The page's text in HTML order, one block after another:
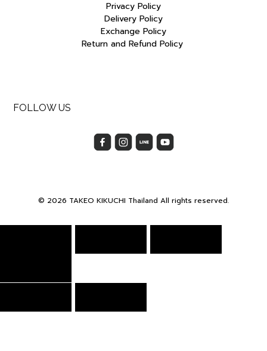
Privacy Policy
Delivery Policy
Exchange Policy
Return and Refund Policy
FOLLOW US
© 2026 TAKEO KIKUCHI Thailand All rights reserved.